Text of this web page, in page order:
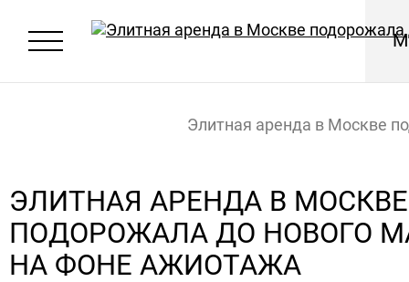
Главная Новости
Элитная аренда в Москве
ажиотажа
ЭЛИТНАЯ АРЕНДА В МОСКВЕ
ПОДОРОЖАЛА ДО НОВОГО
НА ФОНЕ АЖИОТАЖА